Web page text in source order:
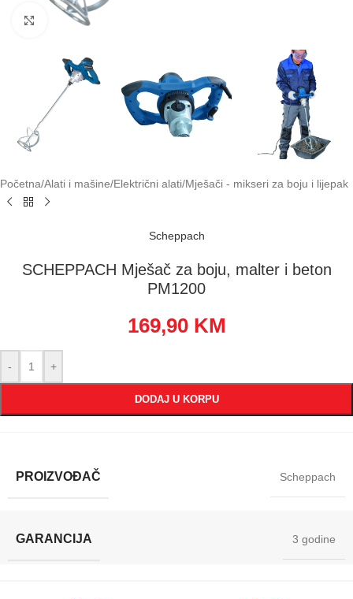
Klikni za uvećavanje
Početna/Alati i mašine/Električni alati/Mješači - mikseri za boju i lijepak
Scheppach
SCHEPPACH Mješač za boju, malter i beton
PM1200
169,90 KM
- +
DODAJ U KORPU
PROIZVOĐAČ Scheppach
GARANCIJA 3 godine